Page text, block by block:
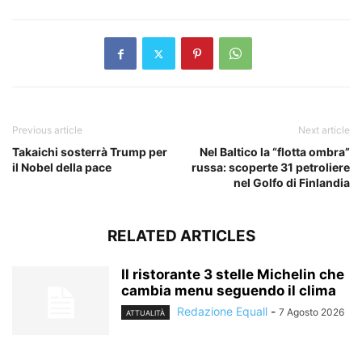
Previous article
Takaichi sosterrà Trump per
il Nobel della pace
Next article
Nel Baltico la “flotta ombra”
russa: scoperte 31 petroliere
nel Golfo di Finlandia
RELATED ARTICLES
Il ristorante 3 stelle Michelin che
cambia menu seguendo il clima
ATTUALITÀ Redazione Equall - 7 Agosto 2026